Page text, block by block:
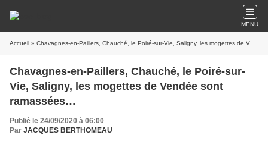
MENU
Accueil » Chavagnes-en-Paillers, Chauché, le Poiré-sur-Vie, Saligny, les mogettes de Vendée sont ramassées…
Chavagnes-en-Paillers, Chauché, le Poiré-sur-
Vie, Saligny, les mogettes de Vendée sont
ramassées…
Publié le 24/09/2020 à 06:00
Par JACQUES BERTHOMEAU